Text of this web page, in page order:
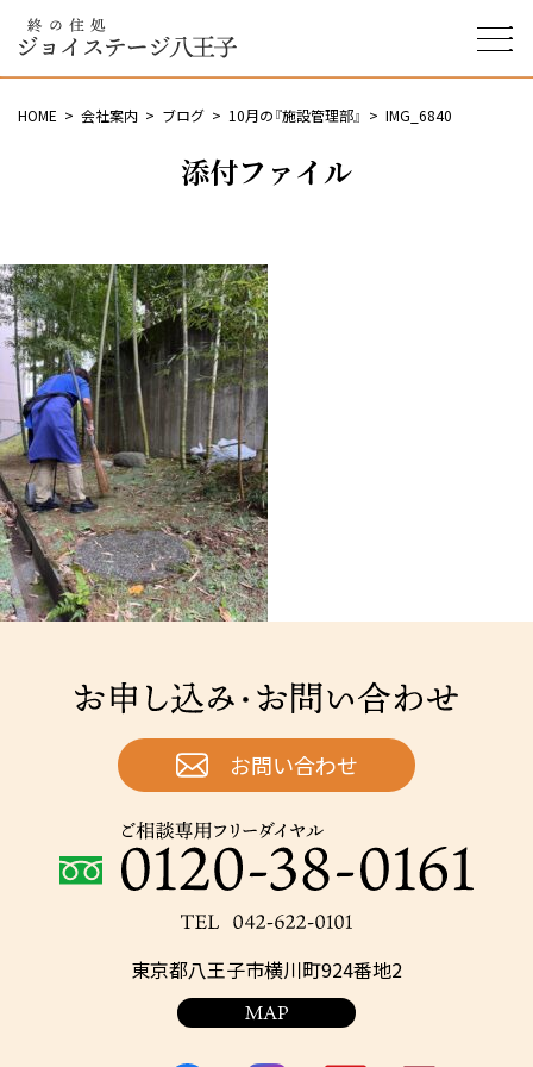
終の住処 ジョイステージ
八王子
HOME 会社案内 ブログ 10月の『施設管理部』 IMG_6840
添付ファイル
お申し込み・お問い合わせ
お問い合わせ
ご相談専用フリーダイヤル：0120-38-0161
東京都八王子市横川町924番地2